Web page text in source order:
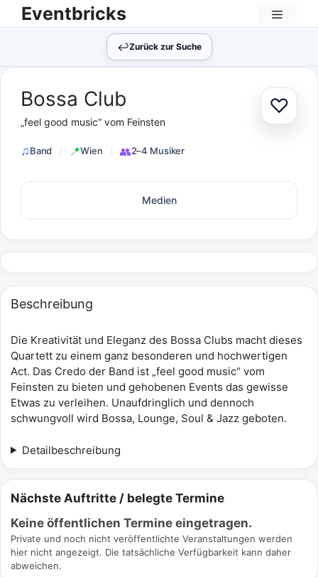
Zum
Inhalt
Eventbricks
Menü
↩︎Zurück zur Suche
♡Zur
Bossa Club
„feel good music“ vom Feinsten
Band Wien 2–4 Musiker
Medien
Beschreibung
Die Kreativität und Eleganz des Bossa Clubs macht dieses
Quartett zu einem ganz besonderen und hochwertigen
Act. Das Credo der Band ist „feel good music“ vom
Feinsten zu bieten und gehobenen Events das gewisse
Etwas zu verleihen. Unaufdringlich und dennoch
schwungvoll wird Bossa, Lounge, Soul & Jazz geboten.
Detailbeschreibung
Nächste Auftritte / belegte Termine
Keine öffentlichen Termine eingetragen.
Private und noch nicht veröffentlichte Veranstaltungen werden
hier nicht angezeigt. Die tatsächliche Verfügbarkeit kann daher
abweichen.